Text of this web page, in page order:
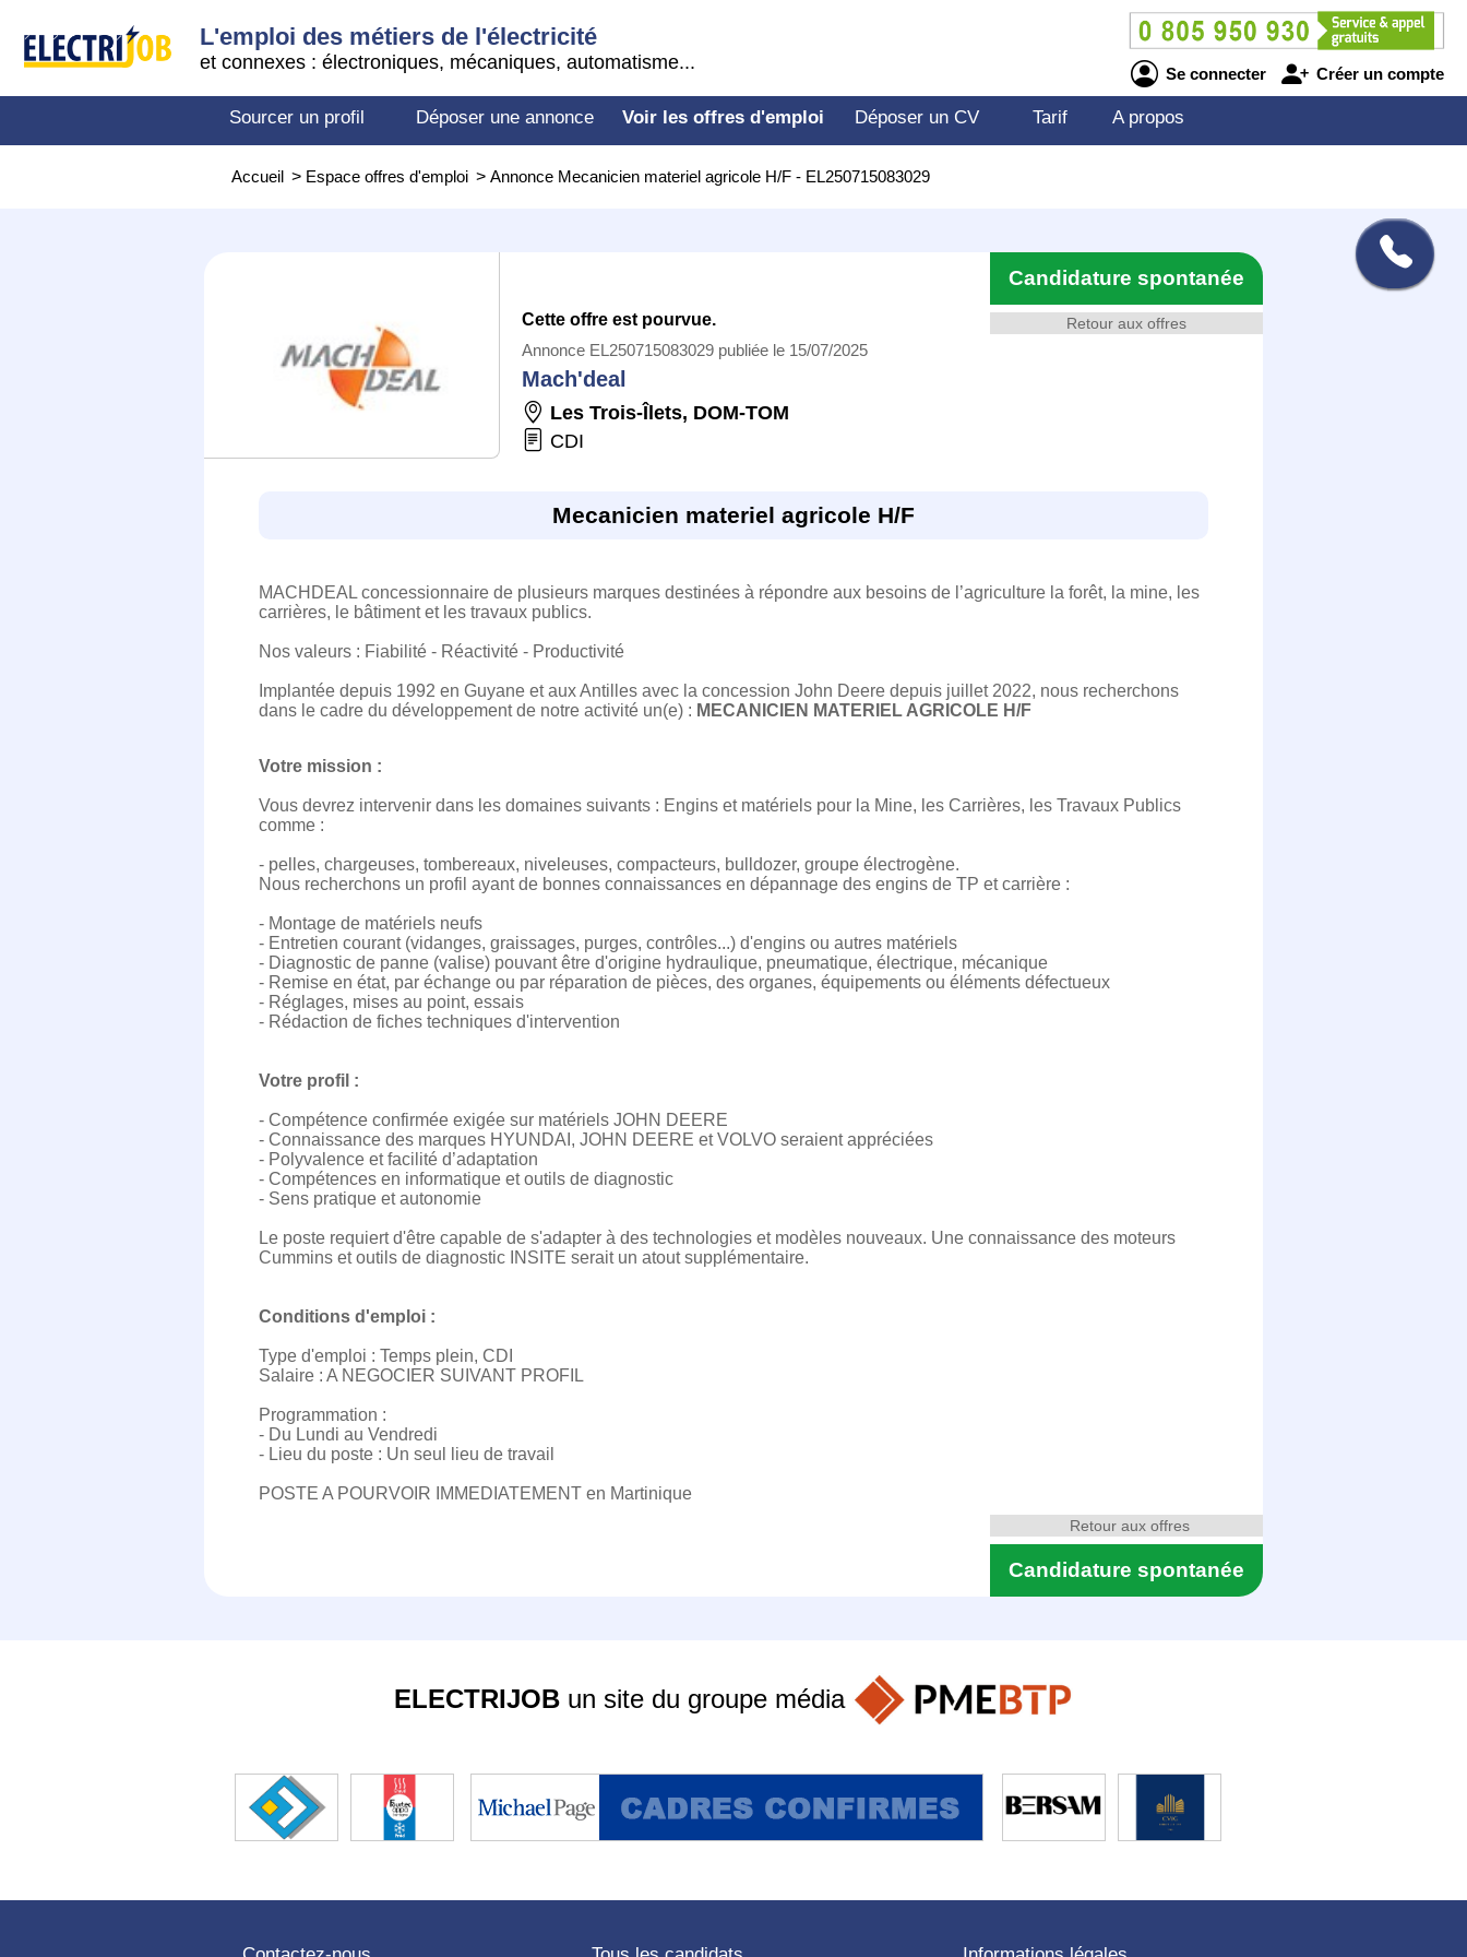
L'emploi des métiers de l'électricité
et connexes : électroniques, mécaniques, automatisme...
Se connecter Créer un compte
Sourcer un profil Déposer une annonce Voir les offres d'emploi Déposer un CV Tarif A propos
Accueil > Espace offres d'emploi > Annonce Mecanicien materiel agricole H/F - EL250715083029
Retour aux offres
Candidature spontanée
Cette offre est pourvue.
Annonce EL250715083029 publiée le 15/07/2025
Mach'deal
Les Trois-Îlets, DOM-TOM
CDI
Mecanicien materiel agricole H/F
MACHDEAL concessionnaire de plusieurs marques destinées à répondre aux besoins de l’agriculture la forêt, la mine, les
carrières, le bâtiment et les travaux publics.
Nos valeurs : Fiabilité - Réactivité - Productivité
Implantée depuis 1992 en Guyane et aux Antilles avec la concession John Deere depuis juillet 2022, nous recherchons
dans le cadre du développement de notre activité un(e) : MECANICIEN MATERIEL AGRICOLE H/F
Votre mission :
Vous devrez intervenir dans les domaines suivants : Engins et matériels pour la Mine, les Carrières, les Travaux Publics
comme :
- pelles, chargeuses, tombereaux, niveleuses, compacteurs, bulldozer, groupe électrogène.
Nous recherchons un profil ayant de bonnes connaissances en dépannage des engins de TP et carrière :
- Montage de matériels neufs
- Entretien courant (vidanges, graissages, purges, contrôles...) d'engins ou autres matériels
- Diagnostic de panne (valise) pouvant être d'origine hydraulique, pneumatique, électrique, mécanique
- Remise en état, par échange ou par réparation de pièces, des organes, équipements ou éléments défectueux
- Réglages, mises au point, essais
- Rédaction de fiches techniques d'intervention
Votre profil :
- Compétence confirmée exigée sur matériels JOHN DEERE
- Connaissance des marques HYUNDAI, JOHN DEERE et VOLVO seraient appréciées
- Polyvalence et facilité d’adaptation
- Compétences en informatique et outils de diagnostic
- Sens pratique et autonomie
Le poste requiert d'être capable de s'adapter à des technologies et modèles nouveaux. Une connaissance des moteurs
Cummins et outils de diagnostic INSITE serait un atout supplémentaire.
Conditions d'emploi :
Type d'emploi : Temps plein, CDI
Salaire : A NEGOCIER SUIVANT PROFIL
Programmation :
- Du Lundi au Vendredi
- Lieu du poste : Un seul lieu de travail
POSTE A POURVOIR IMMEDIATEMENT en Martinique
Candidature spontanée
Retour aux offres
ELECTRIJOBun site du groupe média